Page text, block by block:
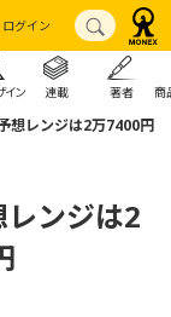
ログイン
イン 連載 著者 商
想レンジは2万7400円
ンジは2